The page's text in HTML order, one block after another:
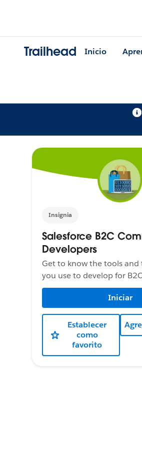
Trailhead Inicio
Insignia
Salesforce B2C
Developers
Get to know the tools and
you use to develop for
Iniciar
Establecer
como
favorito